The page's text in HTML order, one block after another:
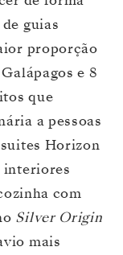
guias
proporção
e 8
que
a pessoas
Horizon
interiores
com
Silver Origin
mais